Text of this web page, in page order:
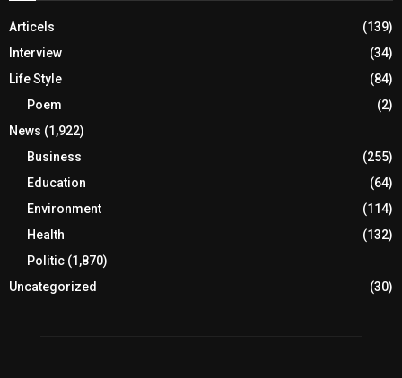
Articels
(139)
Interview
(34)
Life Style
(84)
Poem
(2)
News (1,922)
Business
(255)
Education
(64)
Environment
(114)
Health
(132)
Politic (1,870)
Uncategorized
(30)